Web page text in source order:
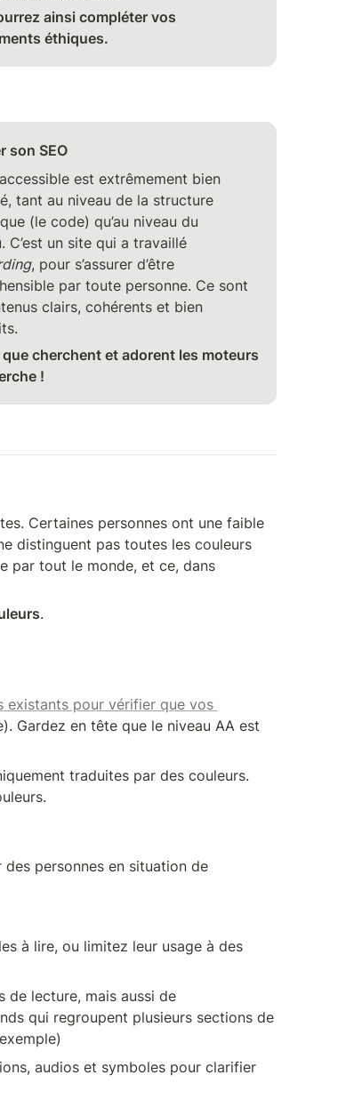
ainsi compléter vos
éthiques.
son SEO
est extrêmement bien
tant au niveau de la structure
(le code) qu’au niveau du
C’est un site qui a travaillé
, pour s’assurer d’être
par toute personne. Ce sont
clairs, cohérents et bien
cherchent et adorent les moteurs
!
Certaines personnes ont une faible
distinguent pas toutes les couleurs
par tout le monde, et ce, dans
.
existants pour vérifier que vos
Gardez en tête que le niveau AA est
traduites par des couleurs.
personnes en situation de
à lire, ou limitez leur usage à des
lecture, mais aussi de
qui regroupent plusieurs sections de
audios et symboles pour clarifier